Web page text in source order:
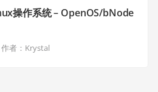
操作系统 – OpenOS/bNode
作者：Krystal